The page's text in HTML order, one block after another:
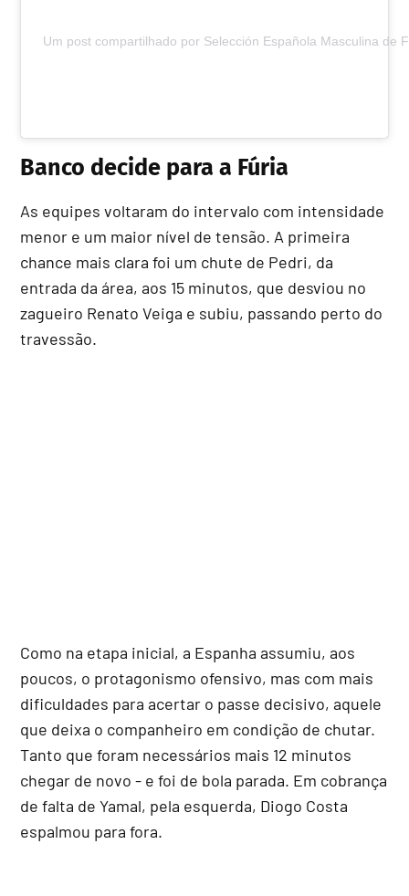
Um post compartilhado por Selección Española Masculina de
Banco decide para a Fúria
As equipes voltaram do intervalo com intensidade
menor e um maior nível de tensão. A primeira
chance mais clara foi um chute de Pedri, da
entrada da área, aos 15 minutos, que desviou no
zagueiro Renato Veiga e subiu, passando perto do
travessão.
Como na etapa inicial, a Espanha assumiu, aos
poucos, o protagonismo ofensivo, mas com mais
dificuldades para acertar o passe decisivo, aquele
que deixa o companheiro em condição de chutar.
Tanto que foram necessários mais 12 minutos
chegar de novo - e foi de bola parada. Em cobrança
de falta de Yamal, pela esquerda, Diogo Costa
espalmou para fora.